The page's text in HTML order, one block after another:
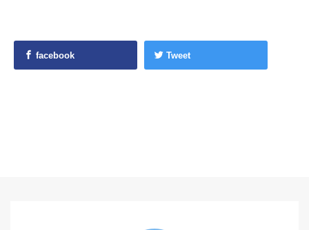
facebook Tweet